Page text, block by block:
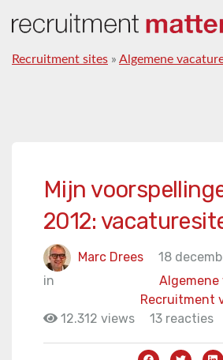
Recruitment sites » Algemene
Mijn
2012:
Marc Drees
18
in
Recruitment
12.312 views
13 reacties